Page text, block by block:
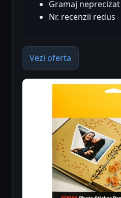
Gramaj neprecizat
Nr. recenzii redus
Vezi oferta